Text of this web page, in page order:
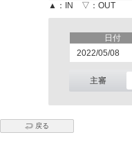
▲：IN ▽：OUT
日付
2022/05/08
主審
戻る